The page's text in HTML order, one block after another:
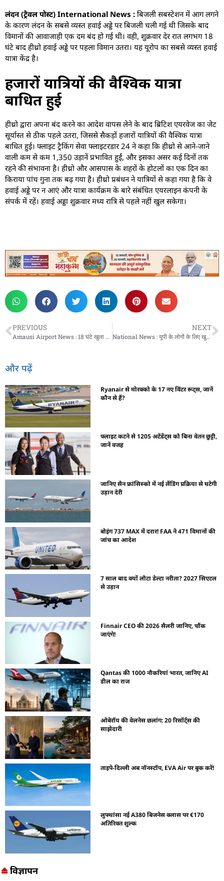
लंदन (ट्रैवल पोस्ट) International News : बिजली सबस्टेशन में आग लगने
के कारण लंदन के सबसे व्यस्त हवाई अड्डे पर बिजली चली गई थी जिसके बाद
विमानों की आवाजाही एक दम बंद हो गई थी। वही, शुक्रवार देर रात लगभग 18
घंटे बाद हीथ्रो हवाई अड्डे पर पहला विमान उतरा। यह यूरोप का सबसे व्यस्त हवाई
यात्रा केंद्र है।
हजारों यात्रियों की वैश्विक यात्रा
बाधित हुई
हीथ्रो द्वारा अपना बंद करने का आदेश वापस लेने के बाद ब्रिटिश एयरवेज का जेट
सूर्यास्त से ठीक पहले उतरा, जिससे सैकड़ों हजारों यात्रियों की वैश्विक यात्रा
बाधित हुई। फ्लाइट ट्रैकिंग सेवा फ्लाइटरडार 24 ने कहा कि हीथ्रो से आने-जाने
वाली कम से कम 1,350 उड़ानें प्रभावित हुईं, और इसका असर कई दिनों तक
रहने की संभावना है। हीथ्रो और आसपास के शहरों के होटलों का एक दिन का
किराया पांच गुना तक बढ़ गया है। हीथ्रो प्रबंधन ने यात्रियों से कहा गया है कि वे
हवाई अड्डे पर न आएं और यात्रा कार्यक्रम के बारे संबंधित एयरलाइन कंपनी के
संपर्क में रहें। हवाई अड्डा शुक्रवार मध्य रात्रि से पहले नहीं खुल सकेगा।
PREVIOUS
Amausi Airport News : 18 घंटे खुला रहेगा अमौसी एयरपोर्ट, 2 घंटे में पहुंचेंगे लखनऊ से श्रीनगर, जानें फ्लाइट का रेट
NEXT
National News : यूपी के लोगों के लिए खुशखबरी, हिंडन एयरपोर्ट से चेन्नई के लिए पहली फ्लाइट रवाना
और पढ़ें
Ryanair से मोरक्को के 17 नए विंटर रूट्स, जानें
कौन से हैं?
फ्लाइट कटने से 1205 अटेंडेंट्स को बिना वेतन छुट्टी,
जानें वजह
जानिए सैन फ्रांसिस्को में नई लैंडिंग प्रक्रिया से घटेगी
उड़ान देरी
बोइंग 737 MAX में दरार! FAA ने 471 विमानों की
जांच का आदेश
7 साल बाद क्यों लौटा डेल्टा नरीता? 2027 सिएटल
से उड़ान
Finnair CEO की 2026 सैलरी जानिए, चौंक
जाएंगे!
Qantas की 1000 नौकरियां भारत, जानिए AI
डील का राज
ओबेरॉय की वेलनेस छलांग: 20 रिसॉर्ट्स की
साझेदारी
ताइपे-दिल्ली अब नॉनस्टॉप, EVA Air पर बुक करें!
लुफ्थांसा नई A380 बिजनेस क्लास पर €170
अतिरिक्त शुल्क
विज्ञापन